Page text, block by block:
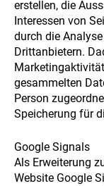
erstellen, die
Interessen von
durch die
Drittanbietern.
gesammelten
Person
Speicherung für
Google Signals
Als Erweiterung
Website Google